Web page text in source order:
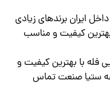
ایران برندهای زیادی
کیفیت و مناسب
فله با بهترین کیفیت و
ستیا صنعت تماس